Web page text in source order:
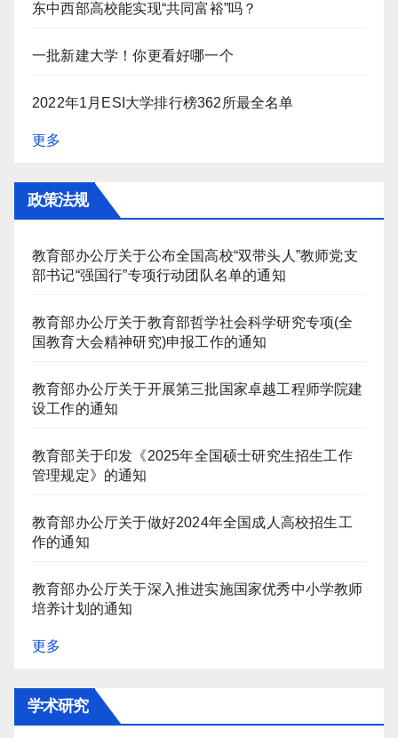
东中西部高校能实现“共同富裕”吗？
一批新建大学！你更看好哪一个
2022年1月ESI大学排行榜362所最全名单
更多
政策法规
教育部办公厅关于公布全国高校“双带头人”教师党支
部书记“强国行”专项行动团队名单的通知
教育部办公厅关于教育部哲学社会科学研究专项(全
国教育大会精神研究)申报工作的通知
教育部办公厅关于开展第三批国家卓越工程师学院建
设工作的通知
教育部关于印发《2025年全国硕士研究生招生工作
管理规定》的通知
教育部办公厅关于做好2024年全国成人高校招生工
作的通知
教育部办公厅关于深入推进实施国家优秀中小学教师
培养计划的通知
更多
学术研究